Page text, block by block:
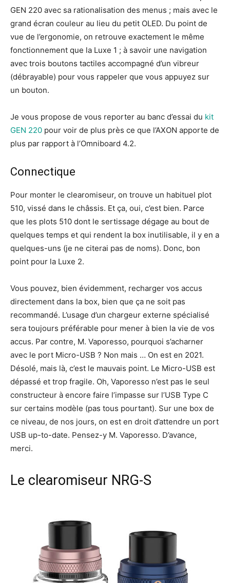
GEN 220 avec sa rationalisation des menus ; mais avec le
grand écran couleur au lieu du petit OLED. Du point de
vue de l’ergonomie, on retrouve exactement le même
fonctionnement que la Luxe 1 ; à savoir une navigation
avec trois boutons tactiles accompagné d’un vibreur
(débrayable) pour vous rappeler que vous appuyez sur
un bouton.
Je vous propose de vous reporter au banc d’essai du kit
GEN 220 pour voir de plus près ce que l’AXON apporte de
plus par rapport à l’Omniboard 4.2.
Connectique
Pour monter le clearomiseur, on trouve un habituel plot
510, vissé dans le châssis. Et ça, oui, c’est bien. Parce
que les plots 510 dont le sertissage dégage au bout de
quelques temps et qui rendent la box inutilisable, il y en a
quelques-uns (je ne citerai pas de noms). Donc, bon
point pour la Luxe 2.
Vous pouvez, bien évidemment, recharger vos accus
directement dans la box, bien que ça ne soit pas
recommandé. L’usage d’un chargeur externe spécialisé
sera toujours préférable pour mener à bien la vie de vos
accus. Par contre, M. Vaporesso, pourquoi s’acharner
avec le port Micro-USB ? Non mais … On est en 2021.
Désolé, mais là, c’est le mauvais point. Le Micro-USB est
dépassé et trop fragile. Oh, Vaporesso n’est pas le seul
constructeur à encore faire l’impasse sur l’USB Type C
sur certains modèle (pas tous pourtant). Sur une box de
ce niveau, de nos jours, on est en droit d’attendre un port
USB up-to-date. Pensez-y M. Vaporesso. D’avance,
merci.
Le clearomiseur NRG-S